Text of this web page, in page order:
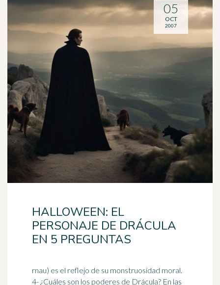
HALLOWEEN: EL
PERSONAJE DE DRÁCULA
EN 5 PREGUNTAS
rnau) es el reflejo de su monstruosidad moral.
4- ¿Cuáles son los poderes de Drácula? En las
05
OCT
2007